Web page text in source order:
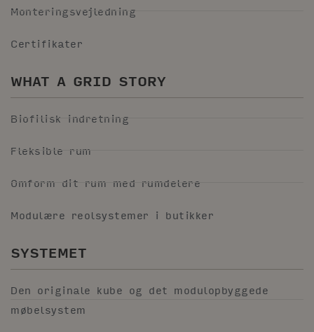
Monteringsvejledning
Certifikater
WHAT A GRID STORY
Biofilisk indretning
Fleksible rum
Omform dit rum med rumdelere
Modulære reolsystemer i butikker
SYSTEMET
Den originale kube og det modulopbyggede
møbelsystem